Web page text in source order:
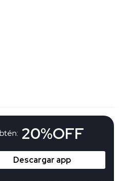
20%OFF
Descargar app